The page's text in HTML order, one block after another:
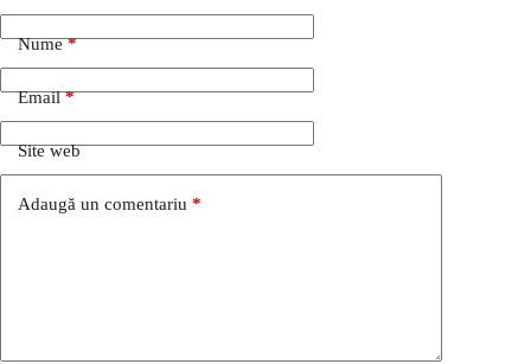
Nume*
Email*
Site web
Adaugă un comentariu *